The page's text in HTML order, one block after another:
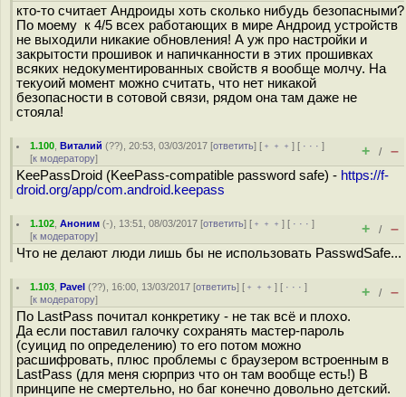
кто-то считает Андроиды хоть сколько нибудь безопасными?
По моему к 4/5 всех работающих в мире Андроид устройств
не выходили никакие обновления! А уж про настройки и
закрытости прошивок и напичканности в этих прошивках
всяких недокументированных свойств я вообще молчу. На
текуoий момент можно считать, что нет никакой
безопасности в сотовой связи, рядом она там даже не
стояла!
1.100 ,Виталий (??), 20:53, 03/03/2017 [ответить] [ ﹢﹢﹢] [ · · ·]
[к модератору] + / –
KeePassDroid (KeePass-compatible password safe) - https://f-
droid.org/app/com.android.keepass
1.102 ,Аноним (-), 13:51, 08/03/2017 [ответить] [ ﹢﹢﹢] [ · · ·]
[к модератору] + / –
Что не делают люди лишь бы не использовать PasswdSafe...
1.103 ,Pavel (??), 16:00, 13/03/2017 [ответить] [ ﹢﹢﹢] [ · · ·]
[к модератору] + / –
По LastPass почитал конкретику - не так всё и плохо.
Да если поставил галочку сохранять мастер-пароль
(суицид по определению) то его потом можно
расшифровать, плюс проблемы с браузером встроенным в
LastPass (для меня сюрприз что он там вообще есть!) В
принципе не смертельно, но баг конечно довольно детский.